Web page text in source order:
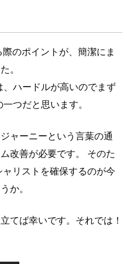
のポイントが、簡潔にま
。
ハードルが高いのでまず
つだと思います。
ャーニーという言葉の通
改善が必要です。 そのた
リストを確保するのが今
か。
てば幸いです。それでは！